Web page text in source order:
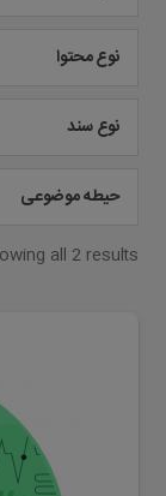
نوع محتوا
نوع سند
حیطه موضوعی
all 2 results